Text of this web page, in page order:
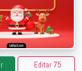
Editar 75